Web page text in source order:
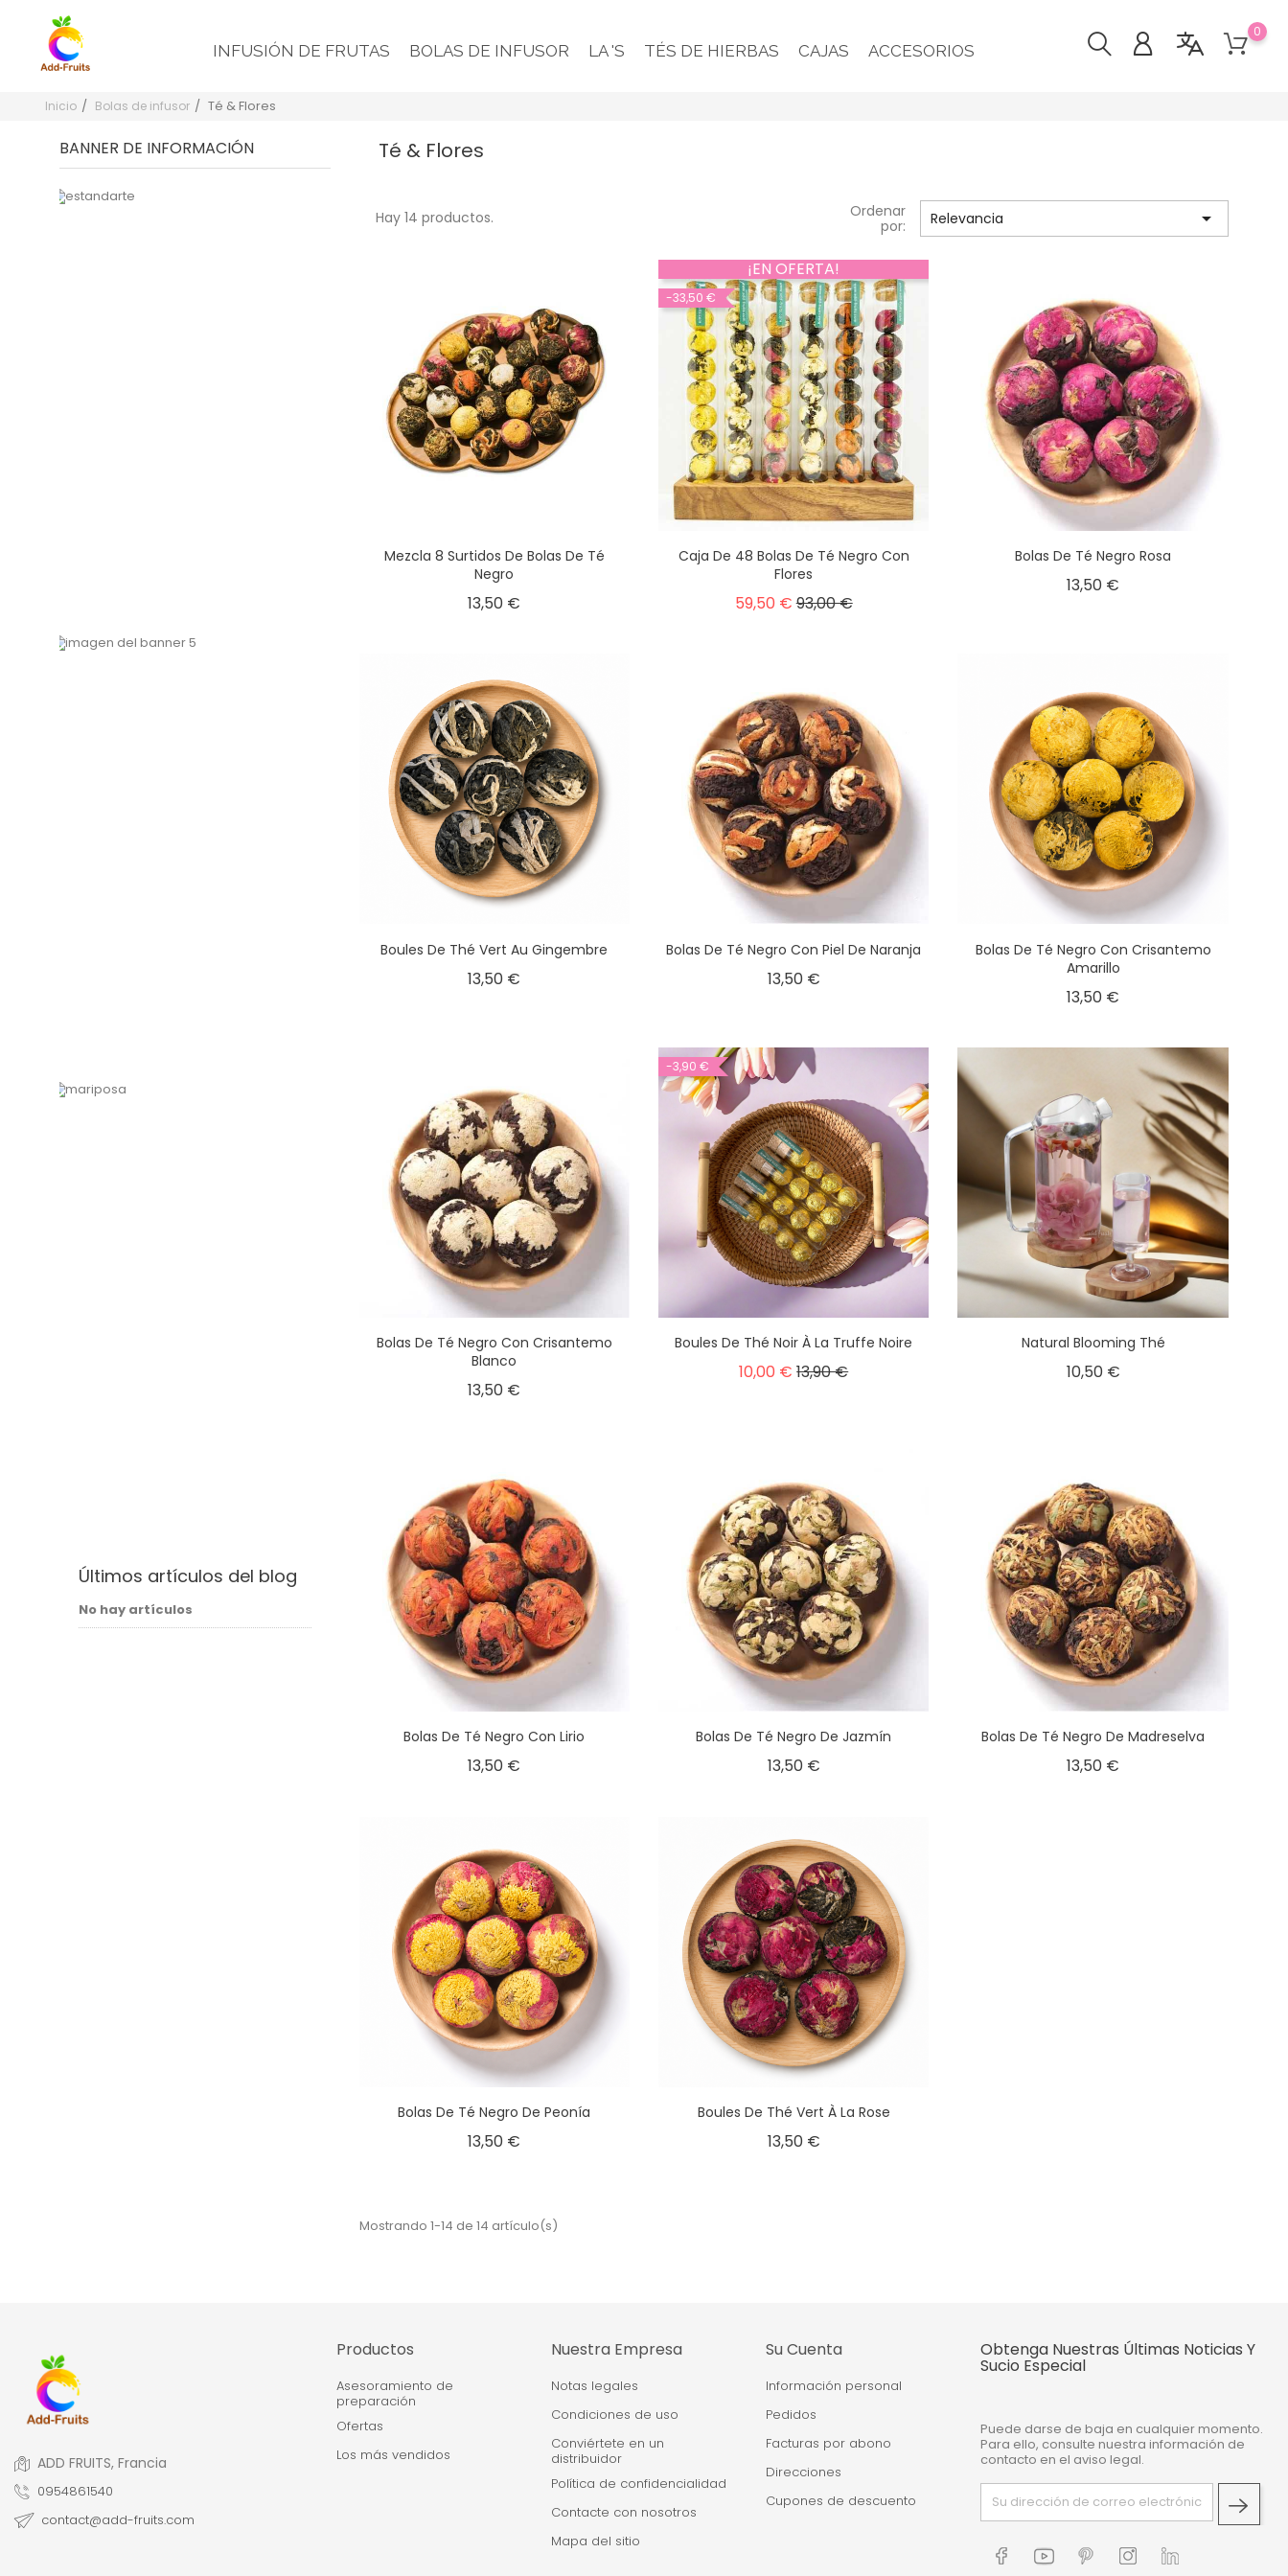
INFUSIÓN DE FRUTAS BOLAS DE INFUSOR LA 'S TÉS DE HIERBAS CAJAS ACCESORIOS
0
Inicio Bolas de infusor Té & Flores
BANNER DE INFORMACIÓN
Últimos artículos del blog
No hay artículos
Té & Flores
Hay 14 productos.
Ordenar
por:
Relevancia 
Mezcla 8 Surtidos De Bolas De Té
Negro
13,50 €
Caja De 48 Bolas De Té Negro Con
Flores
59,50 €93,00 €
¡EN OFERTA!
-33,50 €
Bolas De Té Negro Rosa
13,50 €
Boules De Thé Vert Au Gingembre
13,50 €
Bolas De Té Negro Con Piel De Naranja
13,50 €
Bolas De Té Negro Con Crisantemo
Amarillo
13,50 €
Bolas De Té Negro Con Crisantemo
Blanco
13,50 €
Boules De Thé Noir À La Truffe Noire
10,00 €13,90 €
-3,90 €
Natural Blooming Thé
10,50 €
Bolas De Té Negro Con Lirio
13,50 €
Bolas De Té Negro De Jazmín
13,50 €
Bolas De Té Negro De Madreselva
13,50 €
Bolas De Té Negro De Peonía
13,50 €
Boules De Thé Vert À La Rose
13,50 €
Mostrando 1-14 de 14 artículo(s)
ADD FRUITS, Francia
0954861540
contact@add-fruits.com
Productos
Asesoramiento de
preparación
Ofertas
Los más vendidos
Nuestra Empresa
Notas legales
Condiciones de uso
Conviértete en un
distribuidor
Política de confidencialidad
Contacte con nosotros
Mapa del sitio
Su Cuenta
Información personal
Pedidos
Facturas por abono
Direcciones
Cupones de descuento
Obtenga Nuestras Últimas Noticias Y
Sucio Especial
Puede darse de baja en cualquier momento.
Para ello, consulte nuestra información de
contacto en el aviso legal.